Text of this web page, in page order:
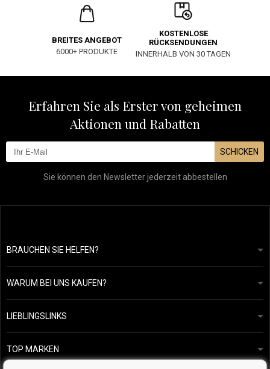
BREITES ANGEBOT
6000+ PRODUKTE
KOSTENLOSE
RÜCKSENDUNGEN
INNERHALB VON 30 TAGEN
Erfahren Sie als Erster von geheimen
Aktionen und Rabatten
SCHICKEN
Sie können den Newsletter jederzeit abbestellen
BRAUCHEN SIE HELFEN?
info@mapeja.de
Wir werden innerhalb von 24 Stunden antworten.
WARUM BEI UNS KAUFEN?
Allgemeine geschäftsbedingungen
Datenschutzerklärung
Übersicht über Zahlungen und Versand
Rückgabe von Waren
LIEBLINGSLINKS
Unsere Geschichte
Kostenlose Produktproben
TOP MARKEN
Kérastase